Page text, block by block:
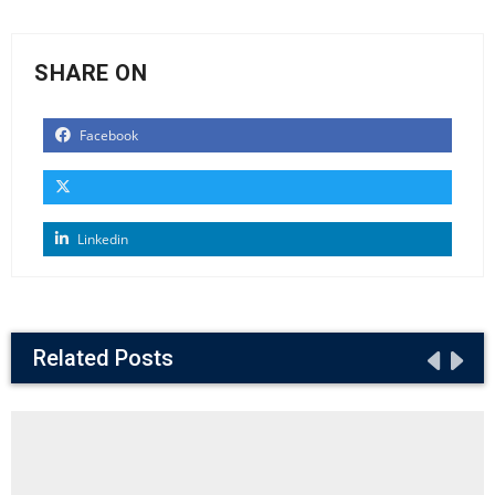
SHARE ON
Facebook
Linkedin
Related Posts